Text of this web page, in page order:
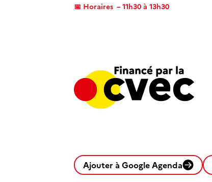
📅 Horaires – 11h30 à 13h30
Ajouter à Google Agenda